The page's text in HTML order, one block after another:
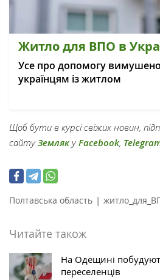
Житло для ВПО в
Усе про допомогу
українцям із житлом
Щоб бути в курсі свіжих новин,
сайтуЗемлякуFacebook,
Полтавська область |
Читайте також
На Одещині
переселенців